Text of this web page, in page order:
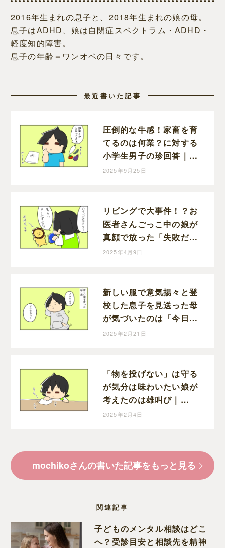
2016年生まれの息子と、2018年生まれの娘の母。
息子はADHD、娘は自閉症スペクトラム・ADHD・
軽度知的障害。
息子の年齢＝ワンオペの日々です。
最近書いた記事
圧倒的な牛感！家畜を育
てるのは何業？に対する
小学生男子の珍回答｜
mochikoの育児マンガ
2025年9月25日
リビングで大事件！？お
医者さんごっこ中の娘が
真顔で放った「失敗だ」
｜mochikoの育児マンガ
2025年4月9日
新しい服で意気揚々と登
校した息子を見送った母
が気づいたのは「今日、
習字ある日」｜mochiko
2025年2月21日
「物を投げない」は守る
が気分は味わいたい娘が
考えたのは雄叫び｜
mochikoの育児マンガ
2025年2月4日
mochikoさんの書いた記事をもっと見る
関連記事
子どものメンタル相談はどこ
へ？受診目安と相談先を精神